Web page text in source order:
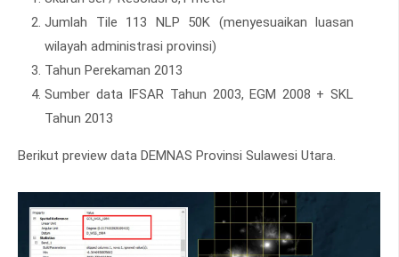
Jumlah Tile 113 NLP 50K (menyesuaikan luasan
wilayah administrasi provinsi)
Tahun Perekaman 2013
Sumber data IFSAR Tahun 2003, EGM 2008 + SKL
Tahun 2013
Berikut preview data DEMNAS Provinsi Sulawesi Utara.